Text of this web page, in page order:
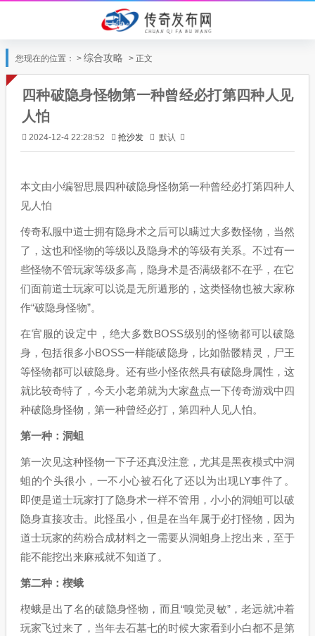
您现在的位置： > 综合攻略 > 正文
四种破隐身怪物第一种曾经必打第四种人见
人怕
2024-12-4 22:28:52 抢沙发 默认
本文由小编智思晨四种破隐身怪物第一种曾经必打第四种人
见人怕
传奇私服中道士拥有隐身术之后可以瞒过大多数怪物，当然
了，这也和怪物的等级以及隐身术的等级有关系。不过有一
些怪物不管玩家等级多高，隐身术是否满级都不在乎，在它
们面前道士玩家可以说是无所遁形的，这类怪物也被大家称
作“破隐身怪物”。
在官服的设定中，绝大多数BOSS级别的怪物都可以破隐
身，包括很多小BOSS一样能破隐身，比如骷髅精灵，尸王
等怪物都可以破隐身。还有些小怪依然具有破隐身属性，这
就比较奇特了，今天小老弟就为大家盘点一下传奇游戏中四
种破隐身怪物，第一种曾经必打，第四种人见人怕。
第一种：洞蛆
第一次见这种怪物一下子还真没注意，尤其是黑夜模式中洞
蛆的个头很小，一不小心被石化了还以为出现LY事件了。
即便是道士玩家打了隐身术一样不管用，小小的洞蛆可以破
隐身直接攻击。此怪虽小，但是在当年属于必打怪物，因为
道士玩家的药粉合成材料之一需要从洞蛆身上挖出来，至于
能不能挖出来麻戒就不知道了。
第二种：楔蛾
楔蛾是出了名的破隐身怪物，而且“嗅觉灵敏”，老远就冲着
玩家飞过来了，当年去石墓七的时候大家看到小白都不是第